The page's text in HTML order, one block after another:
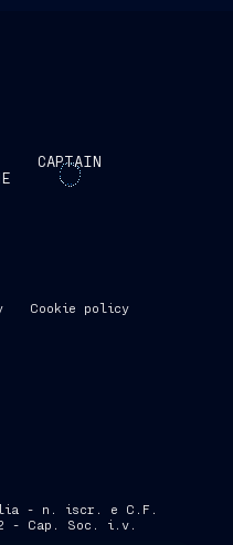
CAPTAIN
Cookie policy
- n. iscr. e C.F.
- Cap. Soc. i.v.